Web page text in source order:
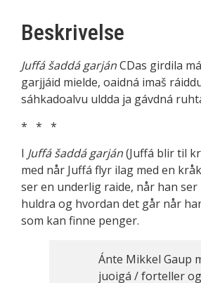
Beskrivelse
Juffá šaddá garjánCDas girdila
garjjáid mielde, oaidná imaš
sáhkadoalvu uldda ja gávdná
* * *
I Juffá šaddá garján(Juffá blir til
med når Juffá flyr ilag med en
ser en underlig raide, når han
huldra og hvordan det går når
som kan finne penger.
Ánte Mikkel Gaup
juoigá / forteller